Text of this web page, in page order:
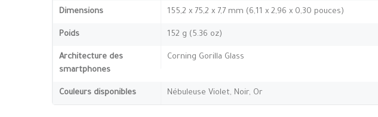
Dimensions 155,2 x 75,2 x 7,7 mm (6,11 x 2,96 x 0,30 pouces)
Poids 152 g (5.36 oz)
Architecture des
smartphones
Corning Gorilla Glass
Couleurs disponibles Nébuleuse Violet, Noir, Or